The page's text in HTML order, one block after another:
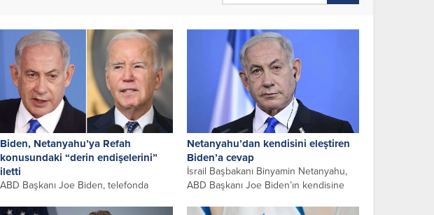
Biden, Netanyahu’ya Refah
konusundaki “derin endişelerini”
iletti
ABD Başkanı Joe Biden, telefonda
Netanyahu’dan kendisini eleştiren
Biden’a cevap
İsrail Başbakanı Binyamin Netanyahu,
ABD Başkanı Joe Biden’ın kendisine